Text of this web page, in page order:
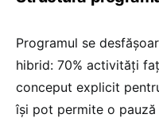
Programul se
hibrid: 70% activități
conceput explicit
își pot permite o